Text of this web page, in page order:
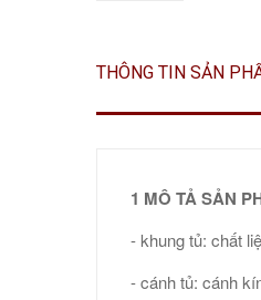
THÔNG TIN SẢN
1 MÔ TẢ SẢN
- khung tủ: chất
- cánh tủ: cánh